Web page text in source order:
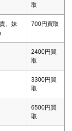
取
、妹
700円買取
2400円買
取
3300円買
取
6500円買
取